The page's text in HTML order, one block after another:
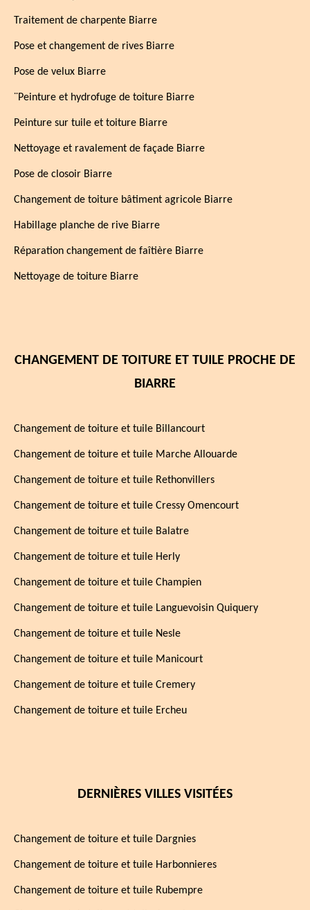
Traitement de charpente Biarre
Pose et changement de rives Biarre
Pose de velux Biarre
¨Peinture et hydrofuge de toiture Biarre
Peinture sur tuile et toiture Biarre
Nettoyage et ravalement de façade Biarre
Pose de closoir Biarre
Changement de toiture bâtiment agricole Biarre
Habillage planche de rive Biarre
Réparation changement de faîtière Biarre
Nettoyage de toiture Biarre
CHANGEMENT DE TOITURE ET TUILE PROCHE DE
BIARRE
Changement de toiture et tuile Billancourt
Changement de toiture et tuile Marche Allouarde
Changement de toiture et tuile Rethonvillers
Changement de toiture et tuile Cressy Omencourt
Changement de toiture et tuile Balatre
Changement de toiture et tuile Herly
Changement de toiture et tuile Champien
Changement de toiture et tuile Languevoisin Quiquery
Changement de toiture et tuile Nesle
Changement de toiture et tuile Manicourt
Changement de toiture et tuile Cremery
Changement de toiture et tuile Ercheu
DERNIÈRES VILLES VISITÉES
Changement de toiture et tuile Dargnies
Changement de toiture et tuile Harbonnieres
Changement de toiture et tuile Rubempre